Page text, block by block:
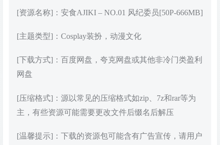
[资源名称]：安食AJIKI – NO.01 风纪委员[50P-666MB]
[主题类型]：Cosplay装扮，动漫文化
[下载方式]：百度网盘，夸克网盘或其他非冷门类盈利
网盘
[压缩格式]：源以常见的压缩格式如zip、7z和rar等为
主，有些资源可能需要更改文件后缀名后解压
[温馨提示]：下载的资源包可能含有广告宣传，请用户